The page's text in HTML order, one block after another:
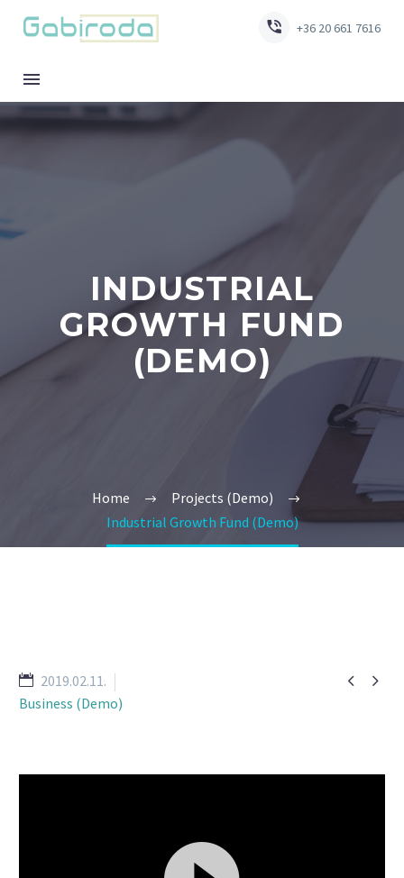

 +36 20 661 7616
INDUSTRIAL
GROWTH FUND
(DEMO)
Home
Projects (Demo)
Industrial Growth Fund (Demo)
 
2019.02.11.
Business (Demo)